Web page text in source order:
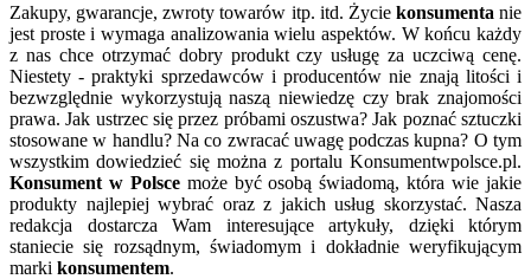
Zakupy, gwarancje, zwroty towarów itp. itd. Życie konsumenta nie
jest proste i wymaga analizowania wielu aspektów. W końcu każdy
z nas chce otrzymać dobry produkt czy usługę za uczciwą cenę.
Niestety - praktyki sprzedawców i producentów nie znają litości i
bezwzględnie wykorzystują naszą niewiedzę czy brak znajomości
prawa. Jak ustrzec się przez próbami oszustwa? Jak poznać sztuczki
stosowane w handlu? Na co zwracać uwagę podczas kupna? O tym
wszystkim dowiedzieć się można z portalu Konsumentwpolsce.pl.
Konsument w Polscemoże być osobą świadomą, która wie jakie
produkty najlepiej wybrać oraz z jakich usług skorzystać. Nasza
redakcja dostarcza Wam interesujące artykuły, dzięki którym
staniecie się rozsądnym, świadomym i dokładnie weryfikującym
marki konsumentem.